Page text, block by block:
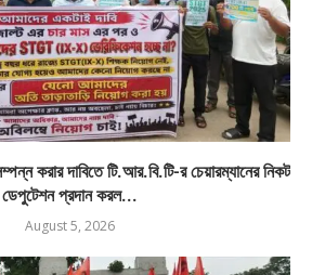
করার দাবিতে টি.আর.বি.টি-র চেয়ারম্যানের নিকট
ডেপুটেশন প্রদান করল...
August 5, 2026